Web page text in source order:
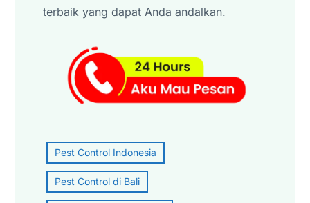
terbaik yang dapat Anda andalkan.
Pest Control Indonesia
Pest Control di Bali